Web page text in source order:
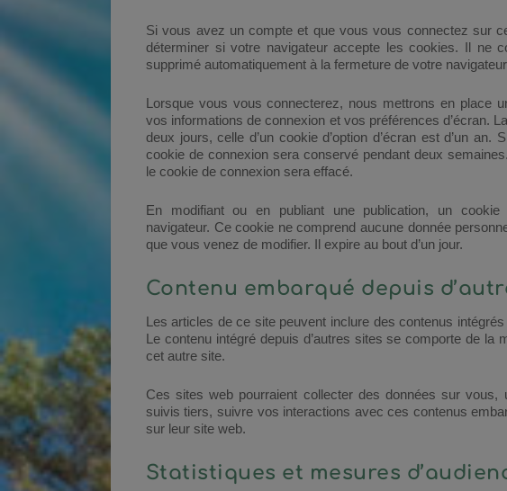
Si vous avez un compte et que vous vous connectez sur
déterminer si votre navigateur accepte les cookies. Il ne
supprimé automatiquement à la fermeture de votre
Lorsque vous vous connecterez, nous mettrons en place
vos informations de connexion et vos préférences d’écran.
deux jours, celle d’un cookie d’option d’écran est d’un
cookie de connexion sera conservé pendant deux
le cookie de connexion sera effacé.
En modifiant ou en publiant une publication, un
navigateur. Ce cookie ne comprend aucune donnée
que vous venez de modifier. Il expire au bout d’un jour.
Contenu embarqué depuis
Les articles de ce site peuvent inclure des contenus
Le contenu intégré depuis d’autres sites se comporte de
cet autre site.
Ces sites web pourraient collecter des données sur
suivis tiers, suivre vos interactions avec ces contenus
sur leur site web.
Statistiques et mesures